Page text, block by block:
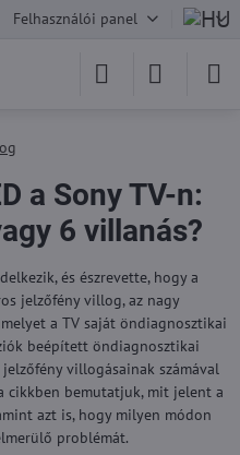
Felhasználói panel
a Sony TV-n:
6 villanás?
és észrevette, hogy a
jelzőfény villog, az nagy
a TV saját öndiagnosztikai
beépített öndiagnosztikai
villogásainak számával
cikkben bemutatjuk, mit jelent a
azt is, hogy milyen módon
problémát.